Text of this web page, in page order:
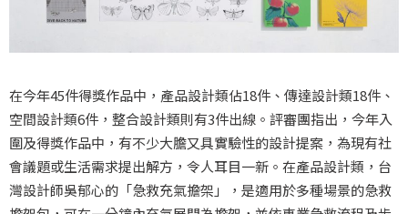
在今年45件得獎作品中，產品設計類佔18件、傳達設計類18件、
空間設計類6件，整合設計類則有3件出線。評審團指出，今年入
圍及得獎作品中，有不少大膽又具實驗性的設計提案，為現有社
會議題或生活需求提出解方，令人耳目一新。在產品設計類，台
灣設計師吳郁心的「急救充氣擔架」，是適用於多種場景的急救